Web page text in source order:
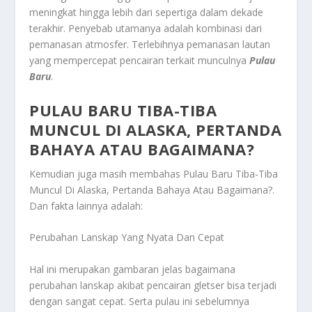
meningkat hingga lebih dari sepertiga dalam dekade
terakhir. Penyebab utamanya adalah kombinasi dari
pemanasan atmosfer. Terlebihnya pemanasan lautan
yang mempercepat pencairan terkait munculnyaPulau
Baru.
PULAU BARU TIBA-TIBA
MUNCUL DI ALASKA, PERTANDA
BAHAYA ATAU BAGAIMANA?
Kemudian juga masih membahas Pulau Baru Tiba-Tiba
Muncul Di Alaska, Pertanda Bahaya Atau Bagaimana?.
Dan fakta lainnya adalah:
Perubahan Lanskap Yang Nyata Dan Cepat
Hal ini merupakan gambaran jelas bagaimana
perubahan lanskap akibat pencairan gletser bisa terjadi
dengan sangat cepat. Serta pulau ini sebelumnya